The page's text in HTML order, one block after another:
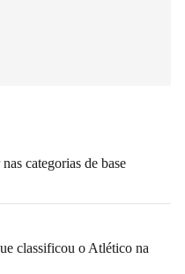
categorias de base
classificou o Atlético na